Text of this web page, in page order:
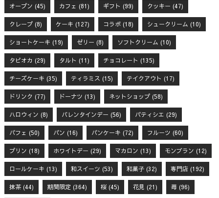
オープン (45) カフェ (81) ギフト (99) クッキー (47)
クレープ(8) ケーキ (127) コラボ(18) シュークリーム (10)
ショートケーキ (19) ゼリー (8) ソフトクリーム (10)
タピオカ (29) タルト (11) チョコレート (135)
チーズケーキ (35) ティラミス (15) テイクアウト (17)
ドリンク (77) ドーナツ (13) ネットショップ(58)
ハロウィン (8) バレンタインデー (56) パティシエ (29)
パフェ (50) パン (16) パンケーキ (72) フルーツ (60)
プリン (18) ホワイトデー (29) マカロン (13) モンブラン (12)
ロールケーキ (13) 和スイーツ (53) 和菓子(32) 専門店(192)
抹茶(44) 期間限定 (364) 桜(45) 花見 (21) 苺(96)